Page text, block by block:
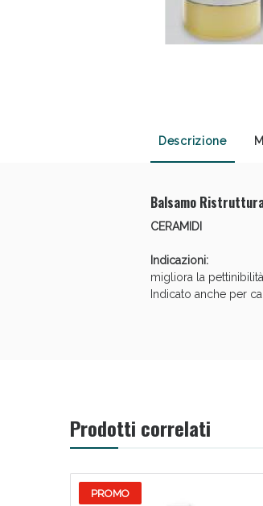
Descrizione
Balsamo
CERAMIDI
Indicazioni:
migliora la
Indicato anche per
Prodotti correlati
PROMO